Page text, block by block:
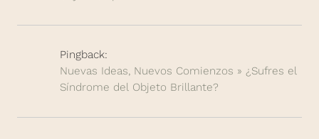
Pingback:
Nuevas Ideas, Nuevos Comienzos » ¿Sufres el
Síndrome del Objeto Brillante?